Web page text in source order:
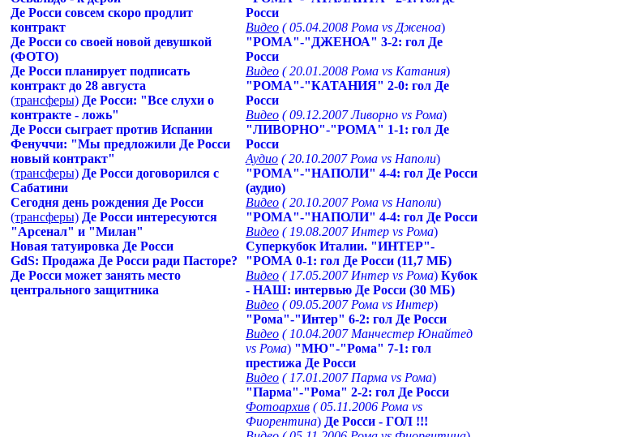
Де Росси совсем скоро продлит
контракт
Де Росси со своей новой девушкой
(ФОТО)
Де Росси планирует подписать
контракт до 28 августа
(трансферы) Де Росси: "Все слухи о
контракте - ложь"
Де Росси сыграет против Испании
Фенуччи: "Мы предложили Де Росси
новый контракт"
(трансферы) Де Росси договорился с
Сабатини
Сегодня день рождения Де Росси
(трансферы) Де Росси интересуются
"Арсенал" и "Милан"
Новая татуировка Де Росси
GdS: Продажа Де Росси ради Пасторе?
Де Росси может занять место
центрального защитника
Росси
Видео ( 05.04.2008 Рома vs Дженоа)
"РОМА"-"ДЖЕНОА" 3-2: гол Де
Росси
Видео ( 20.01.2008 Рома vs Катания)
"РОМА"-"КАТАНИЯ" 2-0: гол Де
Росси
Видео ( 09.12.2007 Ливорно vs Рома)
"ЛИВОРНО"-"РОМА" 1-1: гол Де
Росси
Аудио ( 20.10.2007 Рома vs Наполи)
"РОМА"-"НАПОЛИ" 4-4: гол Де Росси
(аудио)
Видео ( 20.10.2007 Рома vs Наполи)
"РОМА"-"НАПОЛИ" 4-4: гол Де Росси
Видео ( 19.08.2007 Интер vs Рома)
Суперкубок Италии. "ИНТЕР"-
"РОМА 0-1: гол Де Росси (11,7 МБ)
Видео ( 17.05.2007 Интер vs Рома) Кубок
- НАШ: интервью Де Росси (30 МБ)
Видео ( 09.05.2007 Рома vs Интер)
"Рома"-"Интер" 6-2: гол Де Росси
Видео ( 10.04.2007 Манчестер Юнайтед
vs Рома) "МЮ"-"Рома" 7-1: гол
престижа Де Росси
Видео ( 17.01.2007 Парма vs Рома)
"Парма"-"Рома" 2-2: гол Де Росси
Фотоархив ( 05.11.2006 Рома vs
Фиорентина) Де Росси - ГОЛ !!!